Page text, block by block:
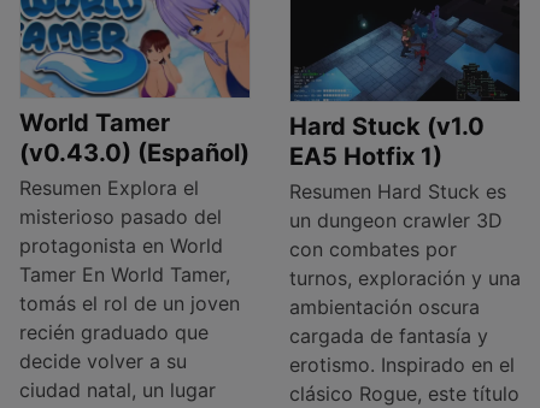
World Tamer
(v0.43.0) (Español)
Resumen Explora el
misterioso pasado del
protagonista en World
Tamer En World Tamer,
tomás el rol de un joven
recién graduado que
decide volver a su
ciudad natal, un lugar
Hard Stuck (v1.0
EA5 Hotfix 1)
Resumen Hard Stuck es
un dungeon crawler 3D
con combates por
turnos, exploración y una
ambientación oscura
cargada de fantasía y
erotismo. Inspirado en el
clásico Rogue, este título